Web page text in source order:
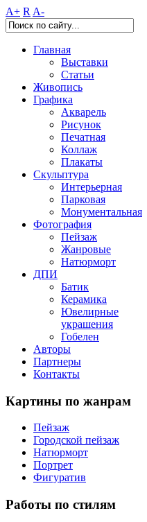
A+ R A-
Главная
Выставки
Статьи
Живопись
Графика
Акварель
Рисунок
Печатная
Коллаж
Плакаты
Скульптура
Интерьерная
Парковая
Монументальная
Фотография
Пейзаж
Жанровые
Натюрморт
ДПИ
Батик
Керамика
Ювелирные
украшения
Гобелен
Авторы
Партнеры
Контакты
Картины по жанрам
Пейзаж
Городской пейзаж
Натюрморт
Портрет
Фигуратив
Работы по стилям